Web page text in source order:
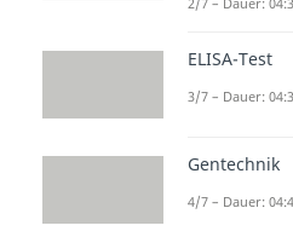
ELISA-Test
3/7 – Dauer:
Gentechnik
4/7 – Dauer: